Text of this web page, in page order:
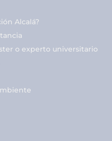
Alcalá?
o experto universitario